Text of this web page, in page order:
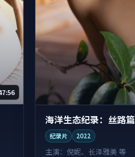
海洋生态纪录：丝路篇
纪录片 2022
主演：倪妮、长泽雅美 等